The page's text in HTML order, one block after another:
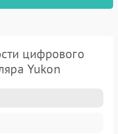
цифрового
Yukon